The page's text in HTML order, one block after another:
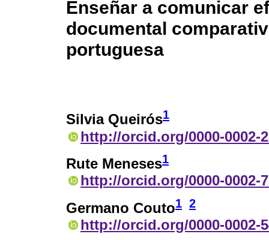
Enseñar a comunicar
documental
portuguesa
Silvia Queirós1
http://orcid.org/0000-0002-
Rute Meneses1
http://orcid.org/0000-0002-
Germano Couto1 2
http://orcid.org/0000-0002-